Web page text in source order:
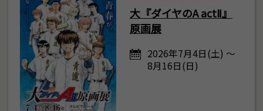
大『ダイヤのA actⅡ』
原画展
2026年7月4日(土) ～
8月16日(日)